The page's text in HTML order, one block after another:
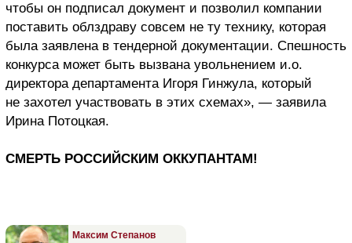
чтобы он подписал документ и позволил компании
поставить облздраву совсем не ту технику, которая
была заявлена в тендерной документации. Спешность
конкурса может быть вызвана увольнением и.о.
директора департамента Игоря Гинжула, который
не захотел участвовать в этих схемах», — заявила
Ирина Потоцкая.
СМЕРТЬ РОССИЙСКИМ ОККУПАНТАМ!
Максим Степанов